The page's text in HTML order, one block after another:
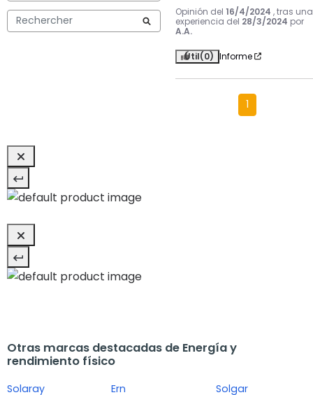
Opinión del 16/4/2024 , tras una
experiencia del 28/3/2024 por
A.A.
Útil(0) Informe
1
Otras marcas destacadas de Energía y
rendimiento físico
Solaray Ern Solgar